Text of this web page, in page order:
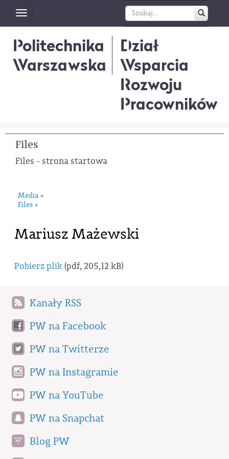
Toggle
navigation
Politechnika
Warszawska
Dział
Wsparcia
Rozwoju
Pracowników
Files
Files - strona startowa
Media »
Files »
Mariusz Mażewski
Pobierz plik(pdf, 205,12 kB)
Kanały RSS
PW na Facebook
PW na Twitterze
PW na Instagramie
PW na YouTube
PW na Snapchat
Blog PW